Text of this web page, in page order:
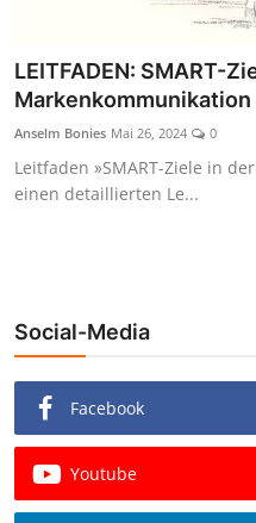
LEITFADEN: SMART-
Markenkommunikation
Anselm Bonies Mai 26, 2024 0
Leitfaden »SMART-Ziele in
einen detaillierten Le...
Social-Media
Facebook
Youtube